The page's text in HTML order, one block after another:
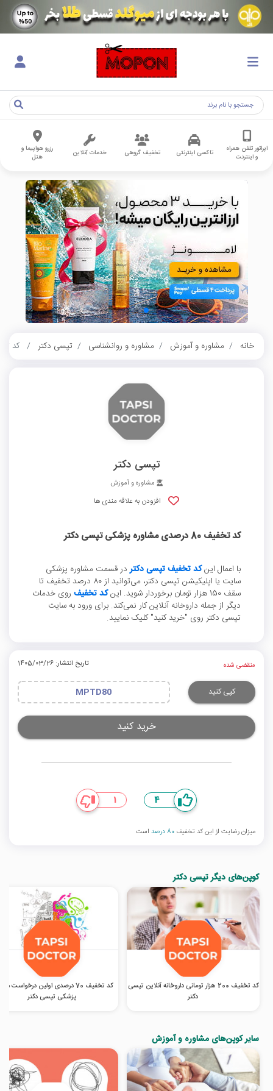
اپراتور تلفن همراه
و اینترنت
تاکسی اینترنتی تخفیف گروهی خدمات آنلاین
رزرو هواپیما و
هتل
خانه مشاوره و آموزش مشاوره و روانشناسی تپسی دکتر کد تخفیف 80 درصدی
تپسی دکتر
مشاوره و آموزش
افزودن به علاقه مندی ها
کد تخفیف 80 درصدی مشاوره پزشکی تپسی دکتر
با اعمال اینکد تخفیف تپسی دکتردر قسمت مشاوره پزشکی
سایت یا اپلیکیشن تپسی دکتر، می‌توانید از 80 درصد تخفیف تا
سقف 150 هزار تومان برخوردار شوید. این
کد تخفیفروی خدمات
دیگر از جمله داروخانه آنلاین کار نمی‌کند. برای ورود به سایت
تپسی دکتر روی "خرید کنید" کلیک نمایید.
منقضی شده تاریخ انتشار: 1405/03/26
کپی کنید MPTD80
خرید کنید
4
1
میزان رضایت از این کد تخفیف 80 درصد است
کوپن‌های دیگر تپسی دکتر
کد تخفیف 200 هزار تومانی داروخانه آنلاین تپسی
دکتر
کد تخفیف 70 درصدی اولین درخواست
پزشکی تپسی دکتر
سایر کوپن‌های مشاوره و آموزش